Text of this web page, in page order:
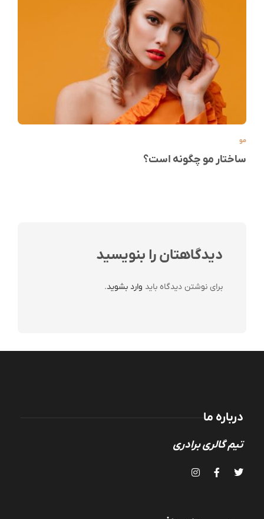
مو
ساختار مو چگونه است؟
دیدگاهتان را بنویسید
برای نوشتن دیدگاه باید وارد بشوید.
درباره ما
تیم گالری برادری